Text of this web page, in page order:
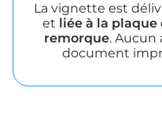
La vignette est
et liée à la
remorque. Aucun
document